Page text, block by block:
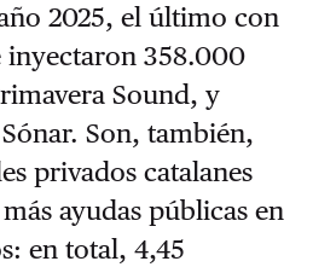
2025, el último con
inyectaron 358.000
Sound, y
Son, también,
privados catalanes
ayudas públicas en
en total, 4,45